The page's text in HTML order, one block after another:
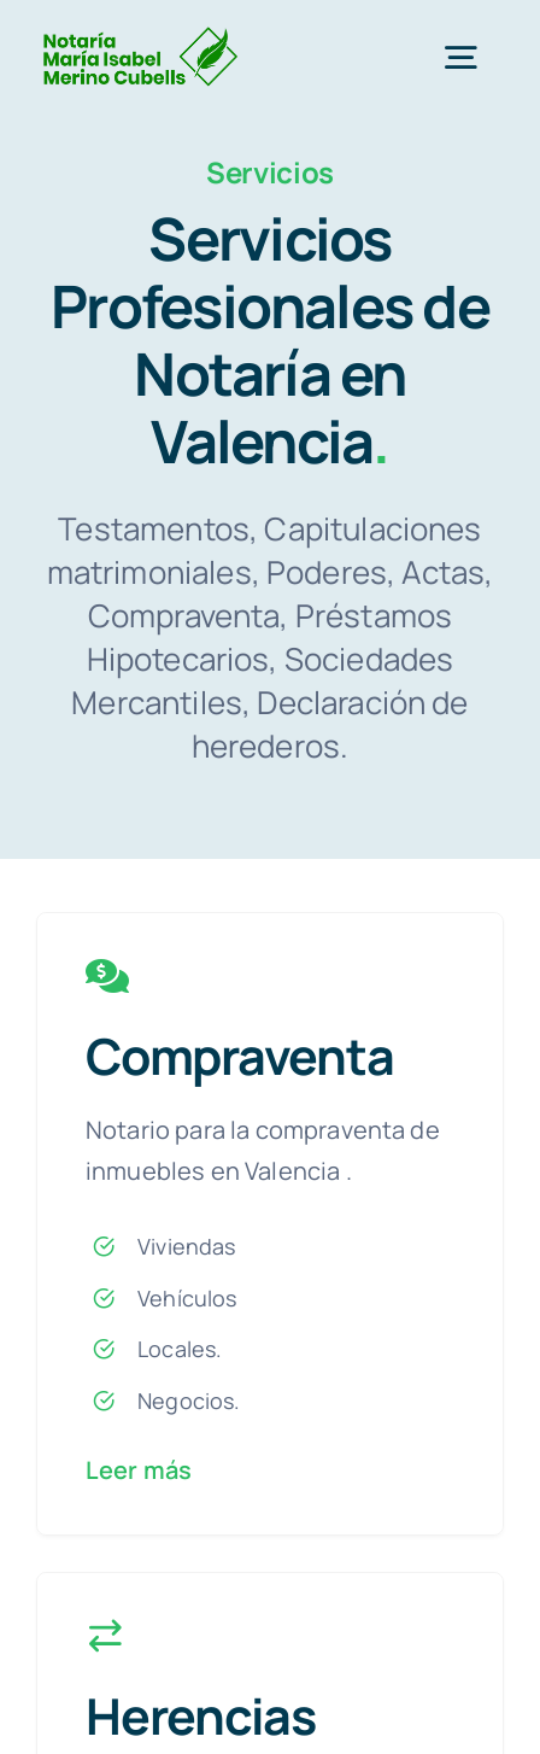
Inicio
Servicios
Nosotros
Clientes
Blog
Consulta Gratuita
Servicios
Servicios
Profesionales de
Notaría en
Valencia.
Testamentos, Capitulaciones
matrimoniales, Poderes, Actas,
Compraventa, Préstamos
Hipotecarios, Sociedades
Mercantiles, Declaración de
herederos.
Compraventa
Notario para la compraventa de
inmuebles en Valencia .
Viviendas
Vehículos
Locales.
Negocios.
Leer más
Herencias